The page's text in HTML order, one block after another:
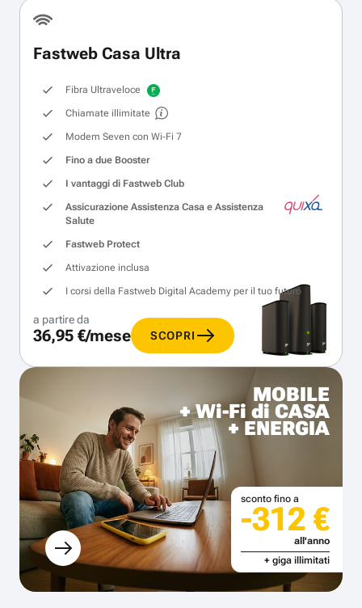
Fastweb Casa Ultra
Fibra Ultraveloce
Chiamate illimitate
Modem Seven con Wi‑Fi 7
Fino a due Booster
I vantaggi di Fastweb Club
Assicurazione Assistenza Casa e Assistenza
Salute
Fastweb Protect
Attivazione inclusa
I corsi della Fastweb Digital Academy per il tuo futuro
a partire da
36,95 €/mese SCOPRI
MOBILE
+ Wi-Fi di CASA
+ ENERGIA
sconto fino a
-312 €
all'anno
+ giga illimitati